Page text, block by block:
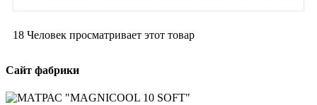
18 Человек просматривает этот товар
Сайт фабрики